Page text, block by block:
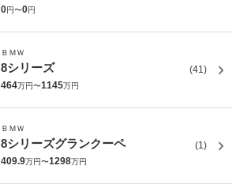
0円〜0円
ＢＭＷ
8シリーズ
464万円〜1145万円
(41)
ＢＭＷ
8シリーズグランクーペ
409.9万円〜1298万円
(1)